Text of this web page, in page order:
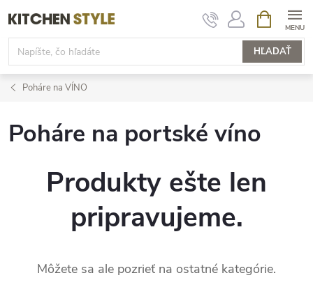
na
obsah
HĽADAŤ
KOŠÍK
Poháre na VÍNO
Poháre na portské víno
Produkty ešte len
pripravujeme.
Môžete sa ale pozrieť na ostatné kategórie.